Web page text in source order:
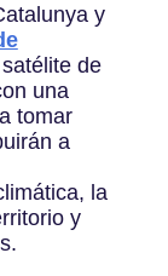
y
de
una
tomar
a
la
y